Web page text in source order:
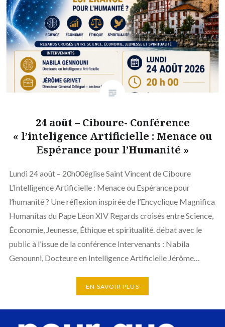
24 août – Ciboure- Conférence
« l’inteligence Artificielle : Menace ou
Espérance pour l’Humanité »
Lundi 24 août – 20h00église Saint Vincent de Ciboure
L’Intelligence Artificielle : Menace ou Espérance pour
l’humanité ? Une réflexion inspirée de l’Encyclique Magnifica
Humanitas du Pape Léon XIV Regards croisés entre Science,
Économie, Jeunesse, Éthique et spiritualité. débat avec le
public à l’issue de la conférence Intervenants : Nabila
Genounni, Docteure en Intelligence Artificielle Jérôme…
EN SAVOIR PLUS